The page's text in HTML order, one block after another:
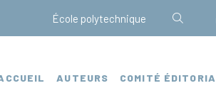
École polytechnique
AUTEURS COMITÉ